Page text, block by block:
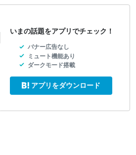
いまの話題をアプリでチェック！
バナー広告なし
ミュート機能あり
ダークモード搭載
アプリをダウンロード